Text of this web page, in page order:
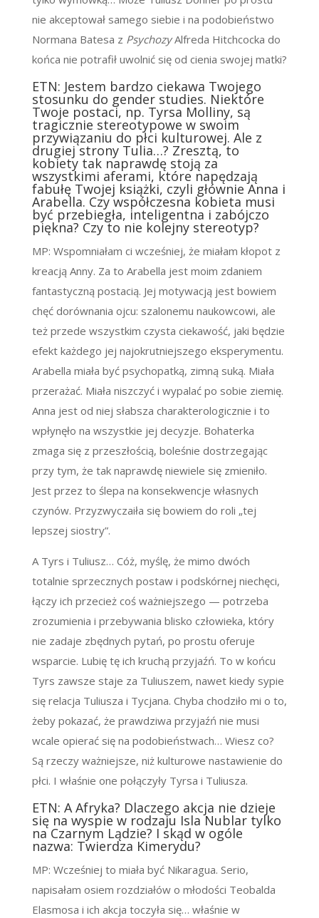
nie akceptował samego siebie i na podobieństwo
Normana Batesa z PsychozyAlfreda Hitchcocka do
końca nie potrafił uwolnić się od cienia swojej matki?
ETN: Jestem bardzo ciekawa Twojego
stosunku do gender studies. Niektóre
Twoje postaci, np. Tyrsa Molliny, są
tragicznie stereotypowe w swoim
przywiązaniu do płci kulturowej. Ale z
drugiej strony Tulia…? Zresztą, to
kobiety tak naprawdę stoją za
wszystkimi aferami, które napędzają
fabułę Twojej książki, czyli głównie Anna i
Arabella. Czy współczesna kobieta musi
być przebiegła, inteligentna i zabójczo
piękna? Czy to nie kolejny stereotyp?
MP: Wspomniałam ci wcześniej, że miałam kłopot z
kreacją Anny. Za to Arabella jest moim zdaniem
fantastyczną postacią. Jej motywacją jest bowiem
chęć dorównania ojcu: szalonemu naukowcowi, ale
też przede wszystkim czysta ciekawość, jaki będzie
efekt każdego jej najokrutniejszego eksperymentu.
Arabella miała być psychopatką, zimną suką. Miała
przerażać. Miała niszczyć i wypalać po sobie ziemię.
Anna jest od niej słabsza charakterologicznie i to
wpłynęło na wszystkie jej decyzje. Bohaterka
zmaga się z przeszłością, boleśnie dostrzegając
przy tym, że tak naprawdę niewiele się zmieniło.
Jest przez to ślepa na konsekwencje własnych
czynów. Przyzwyczaiła się bowiem do roli „tej
lepszej siostry”.
A Tyrs i Tuliusz… Cóż, myślę, że mimo dwóch
totalnie sprzecznych postaw i podskórnej niechęci,
łączy ich przecież coś ważniejszego — potrzeba
zrozumienia i przebywania blisko człowieka, który
nie zadaje zbędnych pytań, po prostu oferuje
wsparcie. Lubię tę ich kruchą przyjaźń. To w końcu
Tyrs zawsze staje za Tuliuszem, nawet kiedy sypie
się relacja Tuliusza i Tycjana. Chyba chodziło mi o to,
żeby pokazać, że prawdziwa przyjaźń nie musi
wcale opierać się na podobieństwach… Wiesz co?
Są rzeczy ważniejsze, niż kulturowe nastawienie do
płci. I właśnie one połączyły Tyrsa i Tuliusza.
ETN: A Afryka? Dlaczego akcja nie dzieje
się na wyspie w rodzaju Isla Nublar tylko
na Czarnym Lądzie? I skąd w ogóle
nazwa: Twierdza Kimerydu?
MP: Wcześniej to miała być Nikaragua. Serio,
napisałam osiem rozdziałów o młodości Teobalda
Elasmosa i ich akcja toczyła się… właśnie w